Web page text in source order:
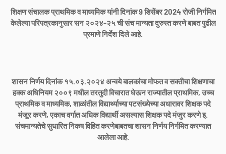
शिक्षण संचालक प्राथमिक व माध्यमिक यांनी दिनांक 9 डिसेंबर 2024 रोजी निर्गमित
केलेल्या परिपत्रकानुसार सन २०२४-२५ ची संच मान्यता दुरुस्त करणे बाबत पुढील
प्रमाणे निर्देश दिले आहे.
शासन निर्णय दिनांक १५.०३.२०२४ अन्वये बालकांचा मोफत व सक्तीचा शिक्षणाचा
हक्क अधिनियम २००९ मधील तरतुदी विचारात घेऊन राज्यातील प्राथमिक, उच्च
प्राथमिक व माध्यमिक, शाळांतील विद्यार्थ्याच्या पटसंख्येच्या अधारावर शिक्षक पदे
मंजूर करणे, एकाच वर्गात अधिक विद्यार्थी असल्यास शिक्षक पदे मंजुर करणे इ.
संचमान्यतेचे सुधारित निकष विहित करणेबाबतचा शासन निर्णय निर्गमित करण्यात
आलेला आहे.